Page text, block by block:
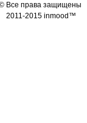
Все права защищены
2011-2015 inmood™